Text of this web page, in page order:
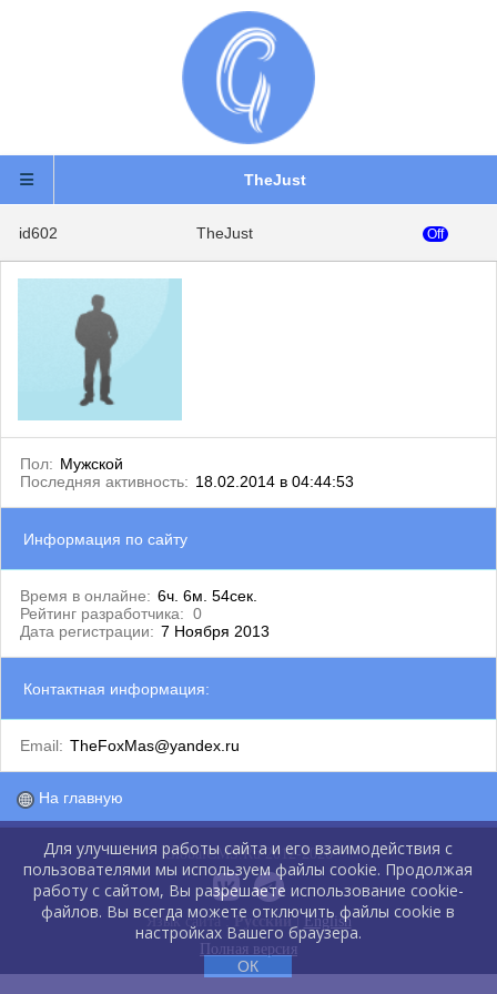
TheJust
id602 TheJust Off
Пол: Мужской
Последняя активность: 18.02.2014 в 04:44:53
Информация по сайту
Время в онлайне: 6ч. 6м. 54сек.
Рейтинг разработчика: 0
Дата регистрации: 7 Ноября 2013
Контактная информация:
Email: TheFoxMas@yandex.ru
На главную
GlobalCMS.Ru 2012-2026
Язык сайта :Русский| English
Полная версия
Для улучшения работы сайта и его взаимодействия с
пользователями мы используем файлы cookie. Продолжая
работу с сайтом, Вы разрешаете использование cookie-
файлов. Вы всегда можете отключить файлы cookie в
настройках Вашего браузера.
ОК